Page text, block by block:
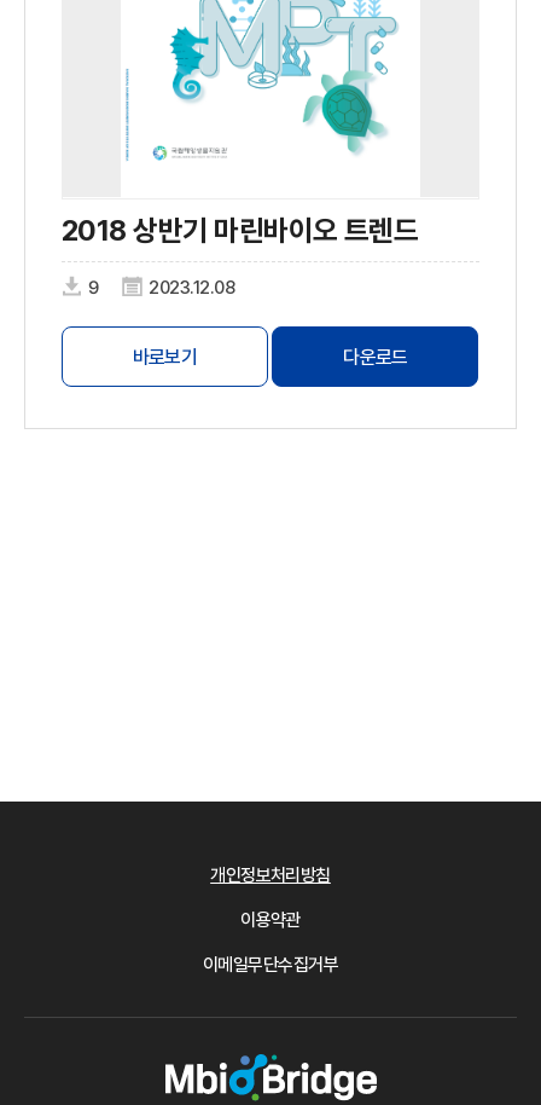
2018 상반기 마린바이오 트렌드
9 2023.12.08
바로보기 다운로드
개인정보처리방침
이용약관
이메일무단수집거부